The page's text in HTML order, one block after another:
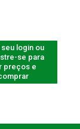
seu login ou
se para
preços e